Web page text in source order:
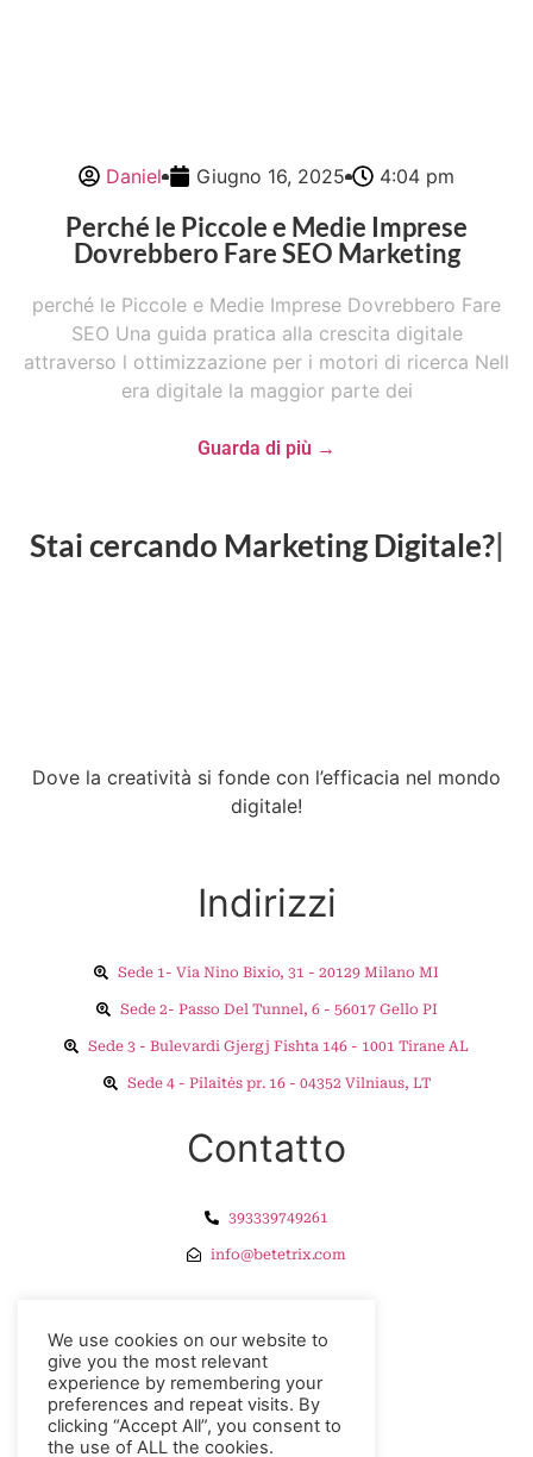
Daniel Giugno 16, 2025 4:04 pm
Perché le Piccole e Medie Imprese
Dovrebbero Fare SEO Marketing
perché le Piccole e Medie Imprese Dovrebbero Fare
SEO Una guida pratica alla crescita digitale
attraverso l ottimizzazione per i motori di ricerca Nell
era digitale la maggior parte dei
Guarda di più →
Stai cercandoGo
Dove la creatività si fonde con l’efficacia nel mondo
digitale!
Indirizzi
Sede 1- Via Nino Bixio, 31 - 20129 Milano MI
Sede 2- Passo Del Tunnel, 6 - 56017 Gello PI
Sede 3 - Bulevardi Gjergj Fishta 146 - 1001 Tirane AL
Sede 4 - Pilaitės pr. 16 - 04352 Vilniaus, LT
Contatto
393339749261
info@betetrix.com
Privacy Policy
Refunds
We use cookies on our website to
give you the most relevant
experience by remembering your
preferences and repeat visits. By
clicking “Accept All”, you consent to
the use of ALL the cookies.